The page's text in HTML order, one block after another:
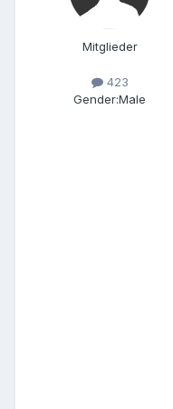
Mitglieder
423
Gender:Male